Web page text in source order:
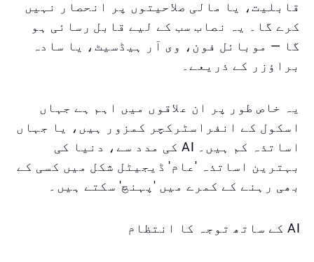
قابلیت، یا مالی صلاحیتوں پر انحصار نہیں
کرے گا۔ یہ نصاب سب کے لیے قابل رسائی ہو
گا — موبائل فون، وی آر ہیڈسیٹ، یا سادہ
براؤزر کے ذریعے۔
یہ خاص طور پر ان علاقوں میں اہم ہے جہاں
اسکول کے انفراسٹرکچر کمزور ہیں، یا جہاں
اساتذہ کم ہیں۔ AI کی مدد سے، دنیا کی
بہترین اساتذہ 'عام' ڈیجیٹل شکل میں کسی کے
بھی رہنے کے کمرے میں 'پہنچ' سکتے ہیں۔
AI کے ساتھ توجہ کا انتظام